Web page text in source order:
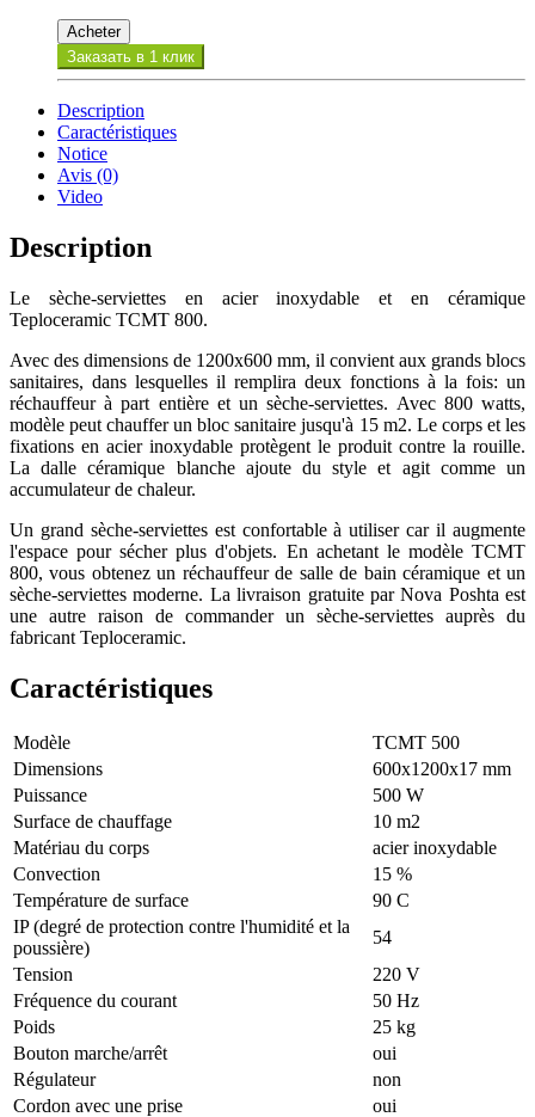
Acheter
Заказать в 1 клик
Description
Caractéristiques
Notice
Avis (0)
Video
Description
Le sèche-serviettes en acier inoxydable et en céramique
Teploceramic TCMT 800.
Avec des dimensions de 1200x600 mm, il convient aux grands blocs
sanitaires, dans lesquelles il remplira deux fonctions à la fois: un
réchauffeur à part entière et un sèche-serviettes. Avec 800 watts,
modèle peut chauffer un bloc sanitaire jusqu'à 15 m2. Le corps et les
fixations en acier inoxydable protègent le produit contre la rouille.
La dalle céramique blanche ajoute du style et agit comme un
accumulateur de chaleur.
Un grand sèche-serviettes est confortable à utiliser car il augmente
l'espace pour sécher plus d'objets. En achetant le modèle TCMT
800, vous obtenez un réchauffeur de salle de bain céramique et un
sèche-serviettes moderne. La livraison gratuite par Nova Poshta est
une autre raison de commander un sèche-serviettes auprès du
fabricant Teploceramic.
Caractéristiques
Modèle
ТСМТ 500
Dimensions
600х1200х17 mm
Puissance
500 W
Surface de chauffage
10 m2
Matériau du corps
acier inoxydable
Convection
15 %
Température de surface
90 С
IP (degré de protection contre l'humidité et la
poussière)
54
Tension
220 V
Fréquence du courant
50 Hz
Poids
25 kg
Bouton marche/arrêt
oui
Régulateur
non
Cordon avec une prise
oui